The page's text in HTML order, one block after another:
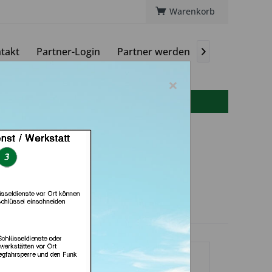
Warenkorb
Partner-Login Partner werden 
u. DL Service (in
×